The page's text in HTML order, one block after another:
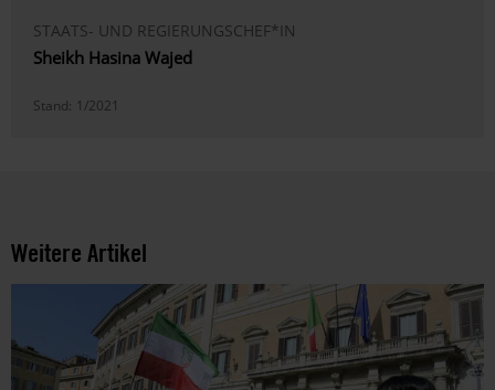
STAATS- UND REGIERUNGSCHEF*IN
Sheikh Hasina Wajed
Stand: 1/2021
Weitere Artikel